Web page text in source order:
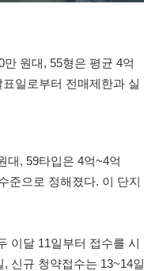
원대, 55형은 평균 4억
일로부터 전매제한과 실
대, 59타입은 4억~4억
준으로 정해졌다. 이 단지
이달 11일부터 접수를 시
신규 청약접수는 13~14일